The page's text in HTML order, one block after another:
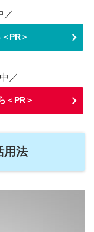
／
PR＞
／
＜PR＞
用法